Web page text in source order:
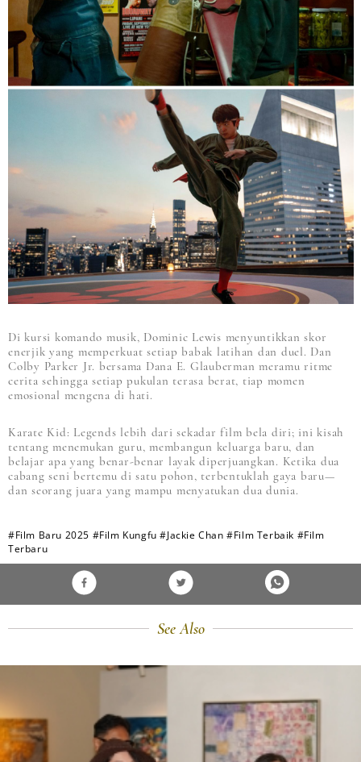
Di kursi komando musik, Dominic Lewis menyuntikkan skor
enerjik yang memperkuat setiap babak latihan dan duel. Dan
Colby Parker Jr. bersama Dana E. Glauberman meramu ritme
cerita sehingga setiap pukulan terasa berat, tiap momen
emosional mengena di hati.
Karate Kid: Legends lebih dari sekadar film bela diri; ini kisah
tentang menemukan guru, membangun keluarga baru, dan
belajar apa yang benar-benar layak diperjuangkan. Ketika dua
cabang seni bertemu di satu pohon, terbentuklah gaya baru—
dan seorang juara yang mampu menyatukan dua dunia.
#Film Baru 2025 #Film Kungfu #Jackie Chan #Film Terbaik #Film
Terbaru
See Also